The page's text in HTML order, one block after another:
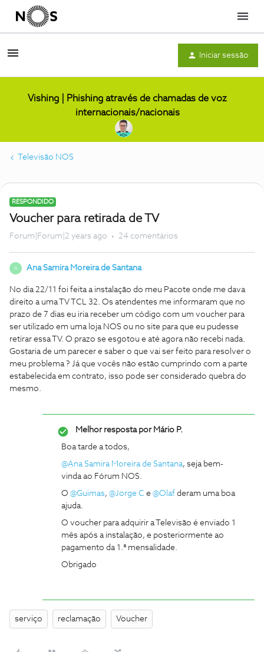
Menu
Iniciar sessão
Vishing | Phishing através de chamadas de voz
internacionais/nacionais
Televisão NOS
RESPONDIDO
Voucher para retirada de TV
Forum|Forum|2 years ago 24 comentários
A Ana Samira Moreira de Santana
No dia 22/11 foi feita a instalação do meu Pacote onde me dava
direito a uma TV TCL 32. Os atendentes me informaram que no
prazo de 7 dias eu iria receber um código com um voucher para
ser utilizado em uma loja NOS ou no site para que eu pudesse
retirar essa TV. O prazo se esgotou e até agora não recebi nada.
Gostaria de um parecer e saber o que vai ser feito para resolver o
meu problema ? Já que vocês não estão cumprindo com a parte
estabelecida em contrato, isso pode ser considerado quebra do
mesmo.
Melhor resposta porMário P.
Boa tarde a todos,
@Ana Samira Moreira de Santana, seja bem-
vinda ao Fórum NOS.
O @Guimas, @Jorge C e @Olaf deram uma boa
ajuda.
O voucher para adquirir a Televisão é enviado 1
mês após a instalação, e posteriormente ao
pagamento da 1.ª mensalidade.
Obrigado
serviço reclamação Voucher